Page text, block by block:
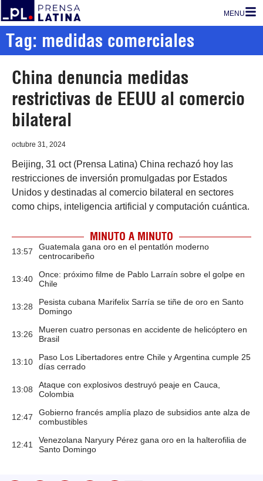
MENU
Tag: medidas comerciales
China denuncia medidas
restrictivas de EEUU al comercio
bilateral
octubre 31, 2024
Beijing, 31 oct (Prensa Latina) China rechazó hoy las
restricciones de inversión promulgadas por Estados
Unidos y destinadas al comercio bilateral en sectores
como chips, inteligencia artificial y computación cuántica.
MINUTO A MINUTO
13:57
Guatemala gana oro en el pentatlón moderno
centrocaribeño
13:40
Once: próximo filme de Pablo Larraín sobre el golpe en
Chile
13:28
Pesista cubana Marifelix Sarría se tiñe de oro en Santo
Domingo
13:26
Mueren cuatro personas en accidente de helicóptero en
Brasil
13:10
Paso Los Libertadores entre Chile y Argentina cumple 25
días cerrado
13:08
Ataque con explosivos destruyó peaje en Cauca,
Colombia
12:47
Gobierno francés amplía plazo de subsidios ante alza de
combustibles
12:41
Venezolana Naryury Pérez gana oro en la halterofilia de
Santo Domingo